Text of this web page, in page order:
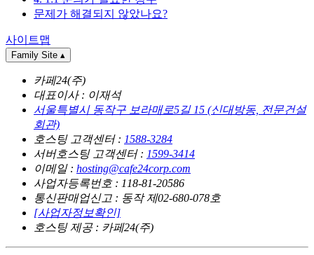
문제가 해결되지 않았나요?
사이트맵
Family Site ▴
카페24(주)
대표이사 : 이재석
서울특별시 동작구 보라매로5길 15 (신대방동, 전문건설
회관)
호스팅 고객센터 : 1588-3284
서버호스팅 고객센터 : 1599-3414
이메일 : hosting@cafe24corp.com
사업자등록번호 : 118-81-20586
통신판매업신고 : 동작 제02-680-078호
[사업자정보확인]
호스팅 제공 : 카페24(주)